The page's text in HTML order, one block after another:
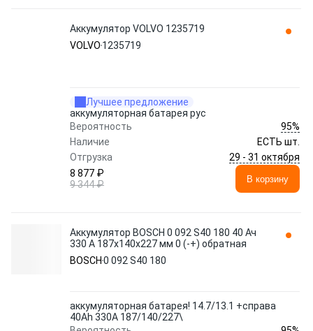
Аккумулятор VOLVO 1235719
VOLVO 1235719
Лучшее предложение
аккумуляторная батарея рус
Вероятность
95%
Наличие
ЕСТЬ шт.
Отгрузка
29 - 31 октября
8 877 ₽
9 344 ₽
В корзину
Аккумулятор BOSCH 0 092 S40 180 40 Ач
330 А 187x140x227 мм 0 (-+) обратная
BOSCH 0 092 S40 180
аккумуляторная батарея! 14.7/13.1 +справа
40Ah 330A 187/140/227\